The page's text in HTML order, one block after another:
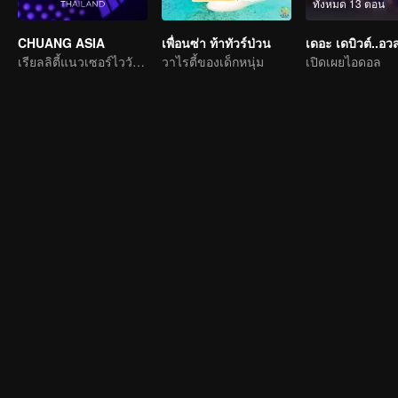
CHUANG ASIA
เรียลลิตี้แนวเซอร์ไววัลไอดอลเกิร์ลกรุ๊ป
เพื่อนซ่า ท้าทัวร์ป่วน
วาไรตี้ของเด็กหนุ่ม
ทั้งหมด 13 ตอน
เปิดเผยไอดอล